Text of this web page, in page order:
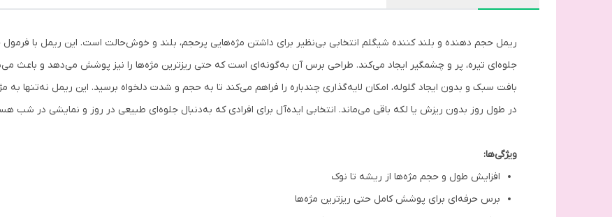
ریمل حجم دهنده و بلند کننده شیگلم انتخابی بی‌نظیر برای داشتن مژه‌هایی پرحجم، بلند و خوش‌حالت است. این ریمل با
جلوه‌ای تیره، پر و چشمگیر ایجاد می‌کند. طراحی برس آن به‌گونه‌ای است که حتی ریزترین مژه‌ها را نیز پوشش می‌دهد و باعث
بافت سبک و بدون ایجاد گلوله، امکان لایه‌گذاری چندباره را فراهم می‌کند تا به حجم و شدت دلخواه برسید. این ریمل نه‌تنها به
در طول روز بدون ریزش یا لکه باقی می‌ماند. انتخابی ایده‌آل برای افرادی که به‌دنبال جلوه‌ای طبیعی در روز و نمایشی در شب
ویژگی‌ها:
افزایش طول و حجم مژه‌ها از ریشه تا نوک
برس حرفه‌ای برای پوشش کامل حتی ریزترین مژه‌ها